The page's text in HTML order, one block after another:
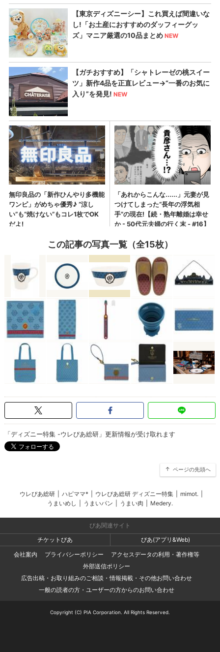
この記事の写真一覧（全15枚）
「ディズニー特集 -ウレぴあ総研」更新情報が受け取れます
ページの先頭へ
ウレぴあ総研 ハピママ* ウレぴあ総研 ディズニー特集 mimot.
うまいめし
うまいパン うまい肉 Medery.
ぴあ関連サイト
チケットぴあ
ぴあ(アプリ&Web)
会社案内
プライバシーポリシー
アクセスデータの利用・著作権等
外部送信ポリシー
広告出稿・お取り組みのご相談・情報掲載・その他お問い合わせ
一般の読者の方・ユーザーの方からのお問い合わせ
Copyright (C) PIA Corporation. All Rights Reserved.